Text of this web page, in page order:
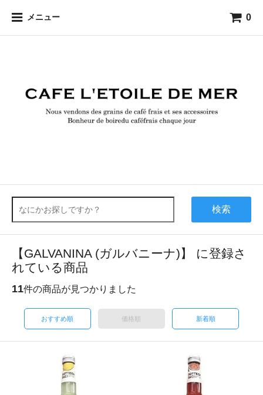
メニュー 0
検索
【GALVANINA (ガルバニーナ)】 に登録さ
れている商品
11件の商品が見つかりました
おすすめ順 価格順 新着順